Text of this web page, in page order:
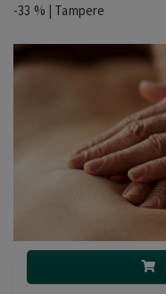
-33 % | Tampere